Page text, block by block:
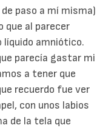
paso a mí misma)
que al parecer
líquido amniótico.
parecía gastar mi
a tener que
recuerdo fue ver
con unos labios
de la tela que